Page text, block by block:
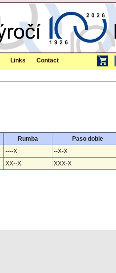
Links Contact
Rumba Paso doble
----X --X-X
XX--X XXX-X